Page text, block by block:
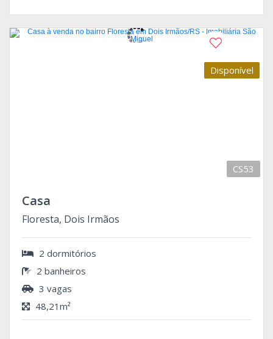
Disponível
CS53
Casa
Floresta, Dois Irmãos
2 dormitórios
2 banheiros
3 vagas
48,21m²